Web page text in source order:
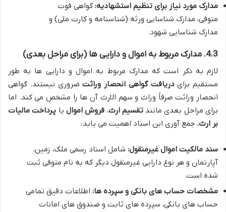
مدارک مورد نیاز برای تنظیم استشهادیه: گواهی فوت
متوفی، مدارک شناسایی ورثه (شناسنامه و کارت ملی) و
مدارک شناسایی شهود.
4.3. مدارک مربوط به اموال و دارایی ها (برای مراحل بعدی)
لازم به ذکر است که مدارک مربوط به اموال و دارایی ها به طور
مستقیم برایدریافت گواهی انحصار وراثتضروری نیستند. گواهی
انحصار وراثت صرفاً وراث و سهم الارث آن ها را مشخص می کند. اما
برای مراحل بعدی مانندتقسیم ارث، فروش اموال یا پرداخت مالیات
بر ارث، جمع آوری این اسناد اهمیت می یابد:
سند مالکیت اموال غیرمنقول: شامل اسناد رسمی ملک، زمین،
آپارتمان و هر نوع دارایی غیرمنقول دیگر که به نام متوفی ثبت
شده است.
مشخصات حساب های بانکی و سپرده ها: اطلاعات دقیق تمامی
حساب های بانکی، سپرده های ثابت و صندوق های امانات